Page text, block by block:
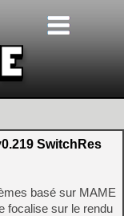
SwitchRes
basé sur MAME
focalise sur le rendu